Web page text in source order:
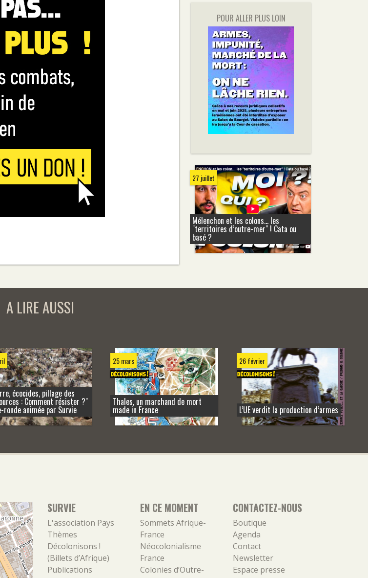
POUR ALLER PLUS LOIN
27 juillet
Mélenchon et les colons... les
"territoires d’outre-mer" ! Cata ou
basé ?
A LIRE AUSSI
écocides, pillage des
: Comment résister ?"
ronde animée par Survie
25 mars
Thales, un marchand de mort
made in France
26 février
L’UE verdit la production d’armes
SURVIE
L'association Pays
Thèmes
Décolonisons !
(Billets d’Afrique)
Publications
EN CE MOMENT
Sommets Afrique-
France
Néocolonialisme
France
Colonies d’Outre-
CONTACTEZ-NOUS
Boutique
Agenda
Contact
Newsletter
Espace presse